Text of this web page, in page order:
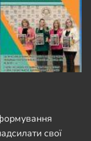
свої